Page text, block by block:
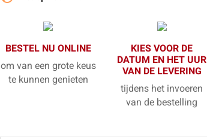
BESTEL NU ONLINE
om van een grote keus
te kunnen genieten
KIES VOOR DE
DATUM EN HET UUR
VAN DE LEVERING
tijdens het invoeren
van de bestelling